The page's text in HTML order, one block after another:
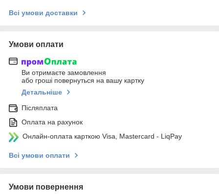
Всі умови доставки
Умови оплати
Ви отримаєте замовлення
або гроші повернуться на вашу картку
Детальніше
Післяплата
Оплата на рахунок
Онлайн-оплата карткою Visa, Mastercard - LiqPay
Всі умови оплати
Умови повернення